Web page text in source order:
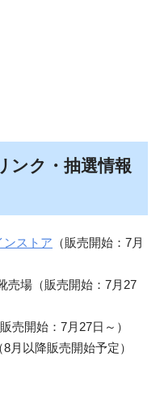
ンク・抽選情報
ンストア （販売開始：7月
売場（販売開始：7月27
売開始：7月27日～）
月以降販売開始予定）